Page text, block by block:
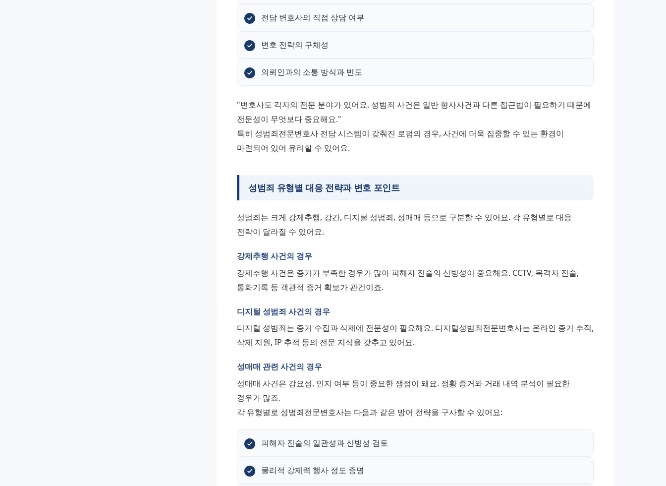
전담 변호사의 직접 상담 여부
변호 전략의 구체성
의뢰인과의 소통 방식과 빈도
"변호사도 각자의 전문 분야가 있어요. 성범죄 사건은 일반 형사사건과 다른 접근법이 필요하기 때문에
전문성이 무엇보다 중요해요."
특히 성범죄전문변호사 전담 시스템이 갖춰진 로펌의 경우, 사건에 더욱 집중할 수 있는 환경이
마련되어 있어 유리할 수 있어요.
성범죄 유형별 대응 전략과 변호 포인트
성범죄는 크게 강제추행, 강간, 디지털 성범죄, 성매매 등으로 구분할 수 있어요. 각 유형별로 대응
전략이 달라질 수 있어요.
강제추행 사건의 경우
강제추행 사건은 증거가 부족한 경우가 많아 피해자 진술의 신빙성이 중요해요. CCTV, 목격자 진술,
통화기록 등 객관적 증거 확보가 관건이죠.
디지털 성범죄 사건의 경우
디지털 성범죄는 증거 수집과 삭제에 전문성이 필요해요. 디지털성범죄전문변호사는 온라인 증거 추적,
삭제 지원, IP 추적 등의 전문 지식을 갖추고 있어요.
성매매 관련 사건의 경우
성매매 사건은 강요성, 인지 여부 등이 중요한 쟁점이 돼요. 정황 증거와 거래 내역 분석이 필요한
경우가 많죠.
각 유형별로 성범죄전문변호사는 다음과 같은 방어 전략을 구사할 수 있어요:
피해자 진술의 일관성과 신빙성 검토
물리적 강제력 행사 정도 증명